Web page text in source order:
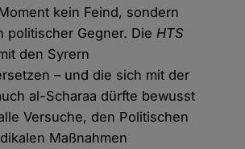
kein Feind, sondern
politischer Gegner. Die HTS
den Syrern
– und die sich mit der
al-Scharaa dürfte bewusst
Versuche, den Politischen
Maßnahmen